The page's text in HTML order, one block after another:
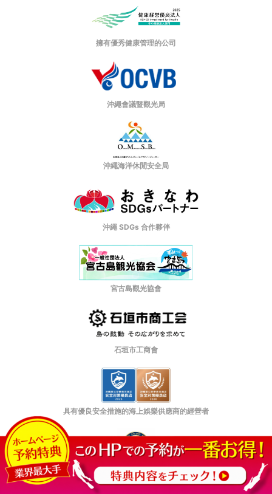
擁有優秀健康管理的公司
沖繩會議暨觀光局
沖繩海洋休閒安全局
沖繩 SDGs 合作夥伴
宮古島觀光協會
石垣市工商會
具有優良安全措施的海上娛樂供應商的經營者
日本マーケティングリサーチ機構認定